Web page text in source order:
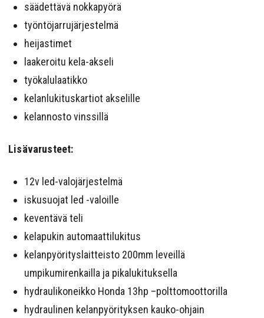
säädettävä nokkapyörä
työntöjarrujärjestelmä
heijastimet
laakeroitu kela-akseli
työkalulaatikko
kelanlukituskartiot akselille
kelannosto vinssillä
Lisävarusteet:
12v led-valojärjestelmä
iskusuojat led -valoille
keventävä teli
kelapukin automaattilukitus
kelanpyörityslaitteisto 200mm leveillä
umpikumirenkailla ja pikalukituksella
hydraulikoneikko Honda 13hp –polttomoottorilla
hydraulinen kelanpyörityksen kauko-ohjain